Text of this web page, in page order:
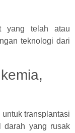
yang telah atau
teknologi dari
transplantasi
darah yang rusak